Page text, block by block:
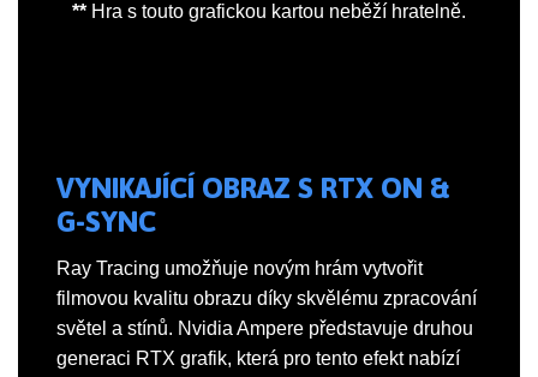
** Hra s touto grafickou kartou neběží hratelně.
VYNIKAJÍCÍ OBRAZ S RTX ON &
G-SYNC
Ray Tracing umožňuje novým hrám vytvořit
filmovou kvalitu obrazu díky skvělému zpracování
světel a stínů. Nvidia Ampere představuje druhou
generaci RTX grafik, která pro tento efekt nabízí